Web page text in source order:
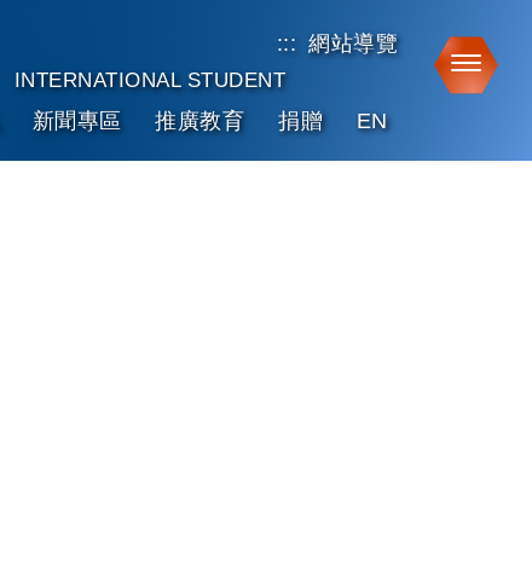
::: 網站導覽
INTERNATIONAL STUDENT
新聞專區 推廣教育 捐贈 EN